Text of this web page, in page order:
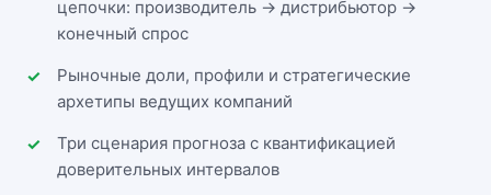
цепочки: производитель → дистрибьютор →
конечный спрос
Рыночные доли, профили и стратегические
архетипы ведущих компаний
Три сценария прогноза с квантификацией
доверительных интервалов